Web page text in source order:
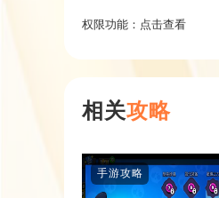
权限功能： 点击查看
相关攻略
手游攻略